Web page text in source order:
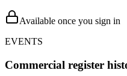
Available once you sign in
EVENTS
Commercial register